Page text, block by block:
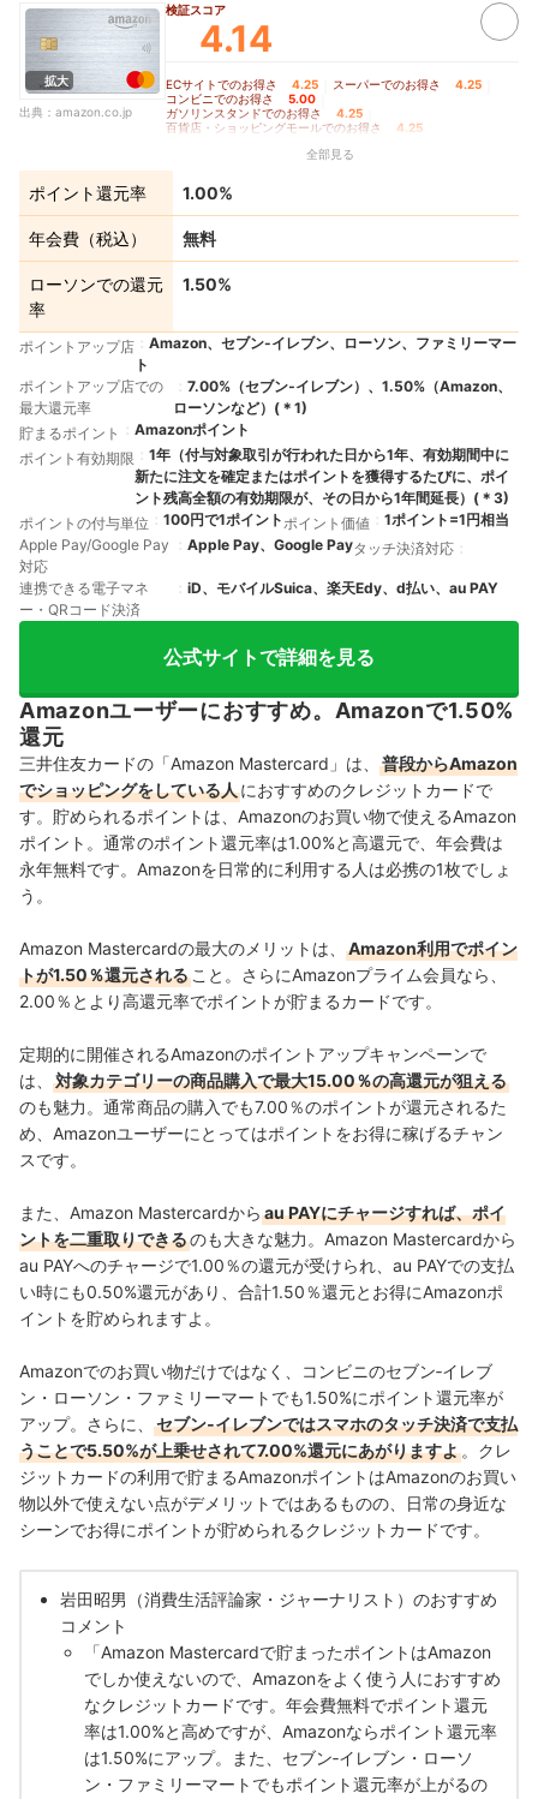
す。その場合の支払い分は、タッチ決済分のポイント還元の対象となりません。上記、タ
ッチ決済とならない金額の上限は、利用する店舗によって異なる場合があります。 ④ス
マホのタッチ決済対象店舗とモバイルオーダーの対象店舗は異なります。詳しくはサービ
ス詳細ページを確認してください。 ⑤通常のポイント分を含んだ還元率です。 ⑥ポイ
ント還元率は利用金額に対する獲得ポイントを示したもので、ポイントの交換方法によっ
ては、1ポイント1円相当にならない場合があります。 ⑦Google Pay™ 、Samsung Pay
で、Mastercard®タッチ決済は利用できません。ポイント還元は受けられないので、注
ポイントを付与します。 さらに、株式会社Oliveコンサルティングが提供するOlive資産
運用サービスにお申し込みのうえ、株式会社三井住友銀行および株式会社Oliveコンサル
ティングが提供する資産運用特典の条件を達成することで、最大2%のポイントを上乗せ
して付与します。 条件や特典内容の詳細は「三井住友カードつみたて投資」ページをご
確認ください。
＊5即時発行ができない場合があります
拡大
出典： amazon.co.jp
検証スコア
4.14
ECサイトでのお得さ 4.25 スーパーでのお得さ 4.25
コンビニでのお得さ 5.00
ガソリンスタンドでのお得さ 4.25
百貨店・ショッピングモールでのお得さ 4.25
4.00｜
ドラッグストアでのお得さ
公共料金支払いでのお得さ
クレカ積立でのお得さ
その他の店舗・サービスでのお得さ 4.00｜
ポイントの貯めやすさ
ポイントの使いやすさ
全部見る
ポイント還元率 1.00%
年会費（税込） 無料
ローソンでの還元
率
1.50%
ポイントアップ店
Amazon、セブン-イレブン、ローソン、ファミリーマー
ト
ポイントアップ店での
最大還元率
7.00%（セブン‐イレブン）、1.50%（Amazon、
ローソンなど） (＊ 1)
貯まるポイント
Amazonポイント
ポイント有効期限
1年（付与対象取引が行われた日から1年、有効期間中に
新たに注文を確定またはポイントを獲得するたびに、ポイ
ント残高全額の有効期限が、その日から1年間延長） (＊ 3)
ポイントの付与単位
100円で1ポイントポイント価値
1ポイント=1円相当
Apple Pay/Google Pay
対応
Apple Pay、Google Payタッチ決済対応
連携できる電子マネ
ー・QRコード決済
iD、モバイルSuica、楽天Edy、d払い、au PAY
公式サイトで詳細を見る
Amazonユーザーにおすすめ。Amazonで1.50%
還元
三井住友カードの「Amazon Mastercard」は、
普段からAmazon
でショッピングをしている人におすすめのクレジットカードで
す。貯められるポイントは、Amazonのお買い物で使えるAmazon
ポイント。通常のポイント還元率は1.00%と高還元で、年会費は
永年無料です。Amazonを日常的に利用する人は必携の1枚でしょ
う。
Amazon Mastercardの最大のメリットは、
Amazon利用でポイン
トが1.50％還元される こと。さらにAmazonプライム会員なら、
2.00％とより高還元率でポイントが貯まるカードです。
定期的に開催されるAmazonのポイントアップキャンペーンで
は、
対象カテゴリーの商品購入で最大15.00％の高還元が狙える
のも魅力。通常商品の購入でも7.00％のポイントが還元されるた
め、Amazonユーザーにとってはポイントをお得に稼げるチャン
スです。
また、Amazon Mastercardから au PAYにチャージすれば、ポイ
ントを二重取りできるのも大きな魅力。Amazon Mastercardから
au PAYへのチャージで1.00％の還元が受けられ、au PAYでの支払
い時にも0.50%還元があり、合計1.50％還元とお得にAmazonポ
イントを貯められますよ。
Amazonでのお買い物だけではなく、コンビニのセブン‐イレブ
ン・ローソン・ファミリーマートでも1.50%にポイント還元率が
アップ。さらに、
セブン‐イレブンではスマホのタッチ決済で支払
うことで5.50%が上乗せされて7.00%還元にあがりますよ 。クレ
ジットカードの利用で貯まるAmazonポイントはAmazonのお買い
物以外で使えない点がデメリットではあるものの、日常の身近な
シーンでお得にポイントが貯められるクレジットカードです。
岩田昭男（消費生活評論家・ジャーナリスト）のおすすめ
コメント
「Amazon Mastercardで貯まったポイントはAmazon
でしか使えないので、Amazonをよく使う人におすすめ
なクレジットカードです。年会費無料でポイント還元
率は1.00%と高めですが、Amazonならポイント還元率
は1.50%にアップ。また、セブン‐イレブン・ローソ
ン・ファミリーマートでもポイント還元率が上がるの